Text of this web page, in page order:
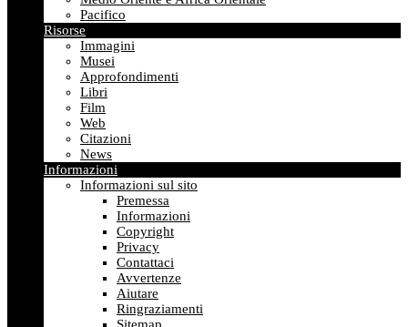
Pacifico
Risorse
Immagini
Musei
Approfondimenti
Libri
Film
Web
Citazioni
News
Informazioni
Informazioni sul sito
Premessa
Informazioni
Copyright
Privacy
Contattaci
Avvertenze
Aiutare
Ringraziamenti